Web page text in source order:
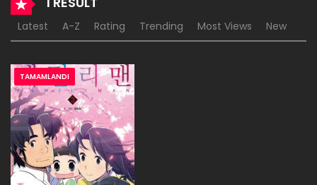
Latest A-Z Rating Trending Most Views New
TAMAMLANDI